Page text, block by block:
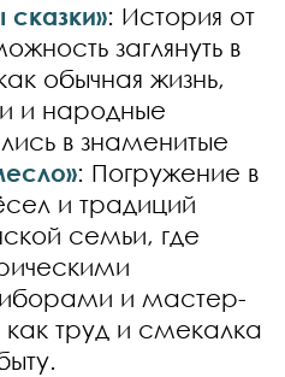
: История от
заглянуть в
обычная жизнь,
и народные
в знаменитые
: Погружение в
и традиций
семьи, где
и мастер-
труд и смекалка